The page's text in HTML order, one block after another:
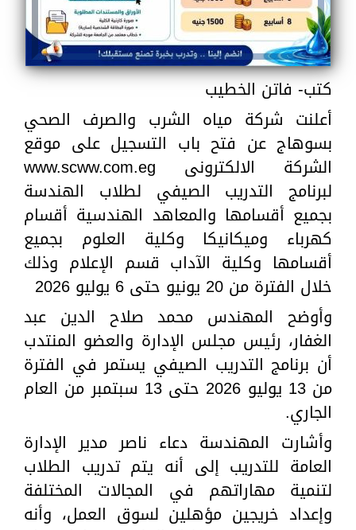
كتب- فاتن الخطيب
أعلنت شركة مياه الشرب والصرف الصحي
بسوهاج عن فتح باب التسجيل على موقع
الشركة الالكترونى www.scww.com.eg
لبرنامج التدريب الصيفي لطلاب الهندسة
بجميع أقسامها والمعاهد الهندسية أقسام
كهرباء وميكانيكا وكلية العلوم بجميع
أقسامها وكلية الآداب قسم الإعلام وذلك
خلال الفترة من 20 يونيو حتى 6 يوليو 2026
وأوضح المهندس محمد صلاح الدين عبد
الغفار، رئيس مجلس الإدارة والعضو المنتدب
أن برنامج التدريب الصيفي يستمر في الفترة
من 13 يوليو 2026 حتى 13 سبتمبر من العام
الجاري.
وأشارت المهندسة دعاء ناصر مدير الإدارة
العامة للتدريب إلى أنه يتم تدريب الطلاب
لتنمية مهاراتهم في المجالات المختلفة
وإعداد خريجين مؤهلين لسوق العمل، وأنه